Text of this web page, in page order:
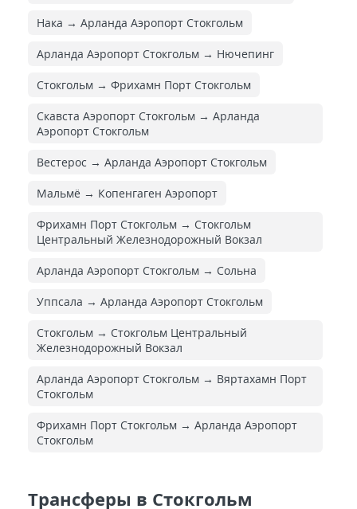
Нака → Арланда Аэропорт Стокгольм
Арланда Аэропорт Стокгольм → Нючепинг
Стокгольм → Фрихамн Порт Стокгольм
Скавста Аэропорт Стокгольм → Арланда
Аэропорт Стокгольм
Вестерос → Арланда Аэропорт Стокгольм
Мальмё → Копенгаген Аэропорт
Фрихамн Порт Стокгольм → Стокгольм
Центральный Железнодорожный Вокзал
Арланда Аэропорт Стокгольм → Сольна
Уппсала → Арланда Аэропорт Стокгольм
Стокгольм → Стокгольм Центральный
Железнодорожный Вокзал
Арланда Аэропорт Стокгольм → Вяртахамн Порт
Стокгольм
Фрихамн Порт Стокгольм → Арланда Аэропорт
Стокгольм
Трансферы в Стокгольм